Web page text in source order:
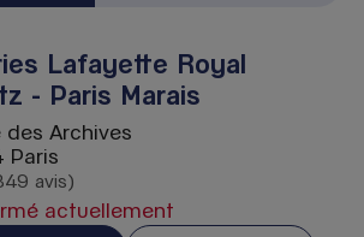
Lafayette Royal
- Paris Marais
des Archives
Paris
de 4.6 sur 5
avis)
actuellement